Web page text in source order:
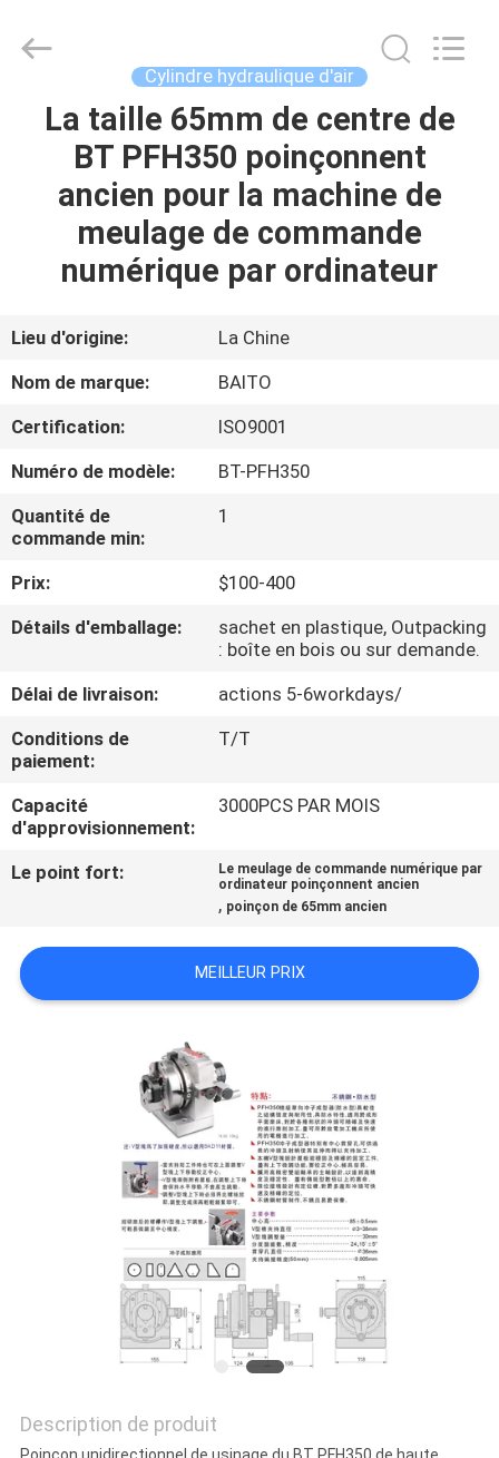
MAISON
PRODUITS
DE
NOUS
VISITE
D'USINE
CONTRÔLE
DE
QUALITÉ
CONTACTEZ-
NOUS
DEMANDEZ
UNE
CITATION
PLAN
DU
Baitong
Precision
Cylindre hydraulique d'air
La taille 65mm de centre de
BT PFH350 poinçonnent
ancien pour la machine de
meulage de commande
numérique par ordinateur
Lieu d'origine:
La Chine
Nom de marque:
BAITO
Certification:
ISO9001
Numéro de modèle:
BT-PFH350
Quantité de
commande min:
1
Prix:
$100-400
Détails d'emballage:
sachet en plastique, Outpacking
: boîte en bois ou sur demande.
Délai de livraison:
actions 5-6workdays/
Conditions de
paiement:
T/T
Capacité
d'approvisionnement:
3000PCS PAR MOIS
Le point fort:
Le meulage de commande numérique par
ordinateur poinçonnent ancien
, poinçon de 65mm ancien
MEILLEUR PRIX
Description de produit